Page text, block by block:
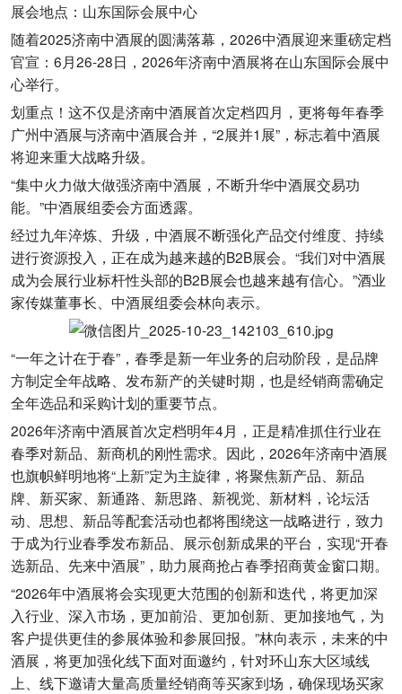
展会地点：山东国际会展中心
随着2025济南中酒展的圆满落幕，2026中酒展迎来重磅定档
官宣：6月26-28日，2026年济南中酒展将在山东国际会展中
心举行。
划重点！这不仅是济南中酒展首次定档四月，更将每年春季
广州中酒展与济南中酒展合并，“2展并1展”，标志着中酒展
将迎来重大战略升级。
“集中火力做大做强济南中酒展，不断升华中酒展交易功
能。”中酒展组委会方面透露。
经过九年淬炼、升级，中酒展不断强化产品交付维度、持续
进行资源投入，正在成为越来越的B2B展会。“我们对中酒展
成为会展行业标杆性头部的B2B展会也越来越有信心。”酒业
家传媒董事长、中酒展组委会林向表示。
“一年之计在于春”，春季是新一年业务的启动阶段，是品牌
方制定全年战略、发布新产的关键时期，也是经销商需确定
全年选品和采购计划的重要节点。
2026年济南中酒展首次定档明年4月，正是精准抓住行业在
春季对新品、新商机的刚性需求。因此，2026年济南中酒展
也旗帜鲜明地将“上新”定为主旋律，将聚焦新产品、新品
牌、新买家、新通路、新思路、新视觉、新材料，论坛活
动、思想、新品等配套活动也都将围绕这一战略进行，致力
于成为行业春季发布新品、展示创新成果的平台，实现“开春
选新品、先来中酒展”，助力展商抢占春季招商黄金窗口期。
“2026年中酒展将会实现更大范围的创新和迭代，将更加深
入行业、深入市场，更加前沿、更加创新、更加接地气，为
客户提供更佳的参展体验和参展回报。”林向表示，未来的中
酒展，将更加强化线下面对面邀约，针对环山东大区域线
上、线下邀请大量高质量经销商等买家到场，确保现场买家